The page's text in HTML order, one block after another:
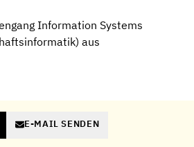
Information Systems
aus
E-MAIL SENDEN